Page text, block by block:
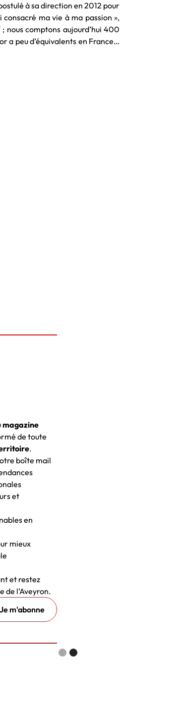
à sa direction en 2012 pour
ma vie à ma passion »,
comptons aujourd’hui 400
a peu d’équivalents en France…
magazine
de toute
.
boîte mail
et
en
mieux
et restez
de l’Aveyron.
Slide 2 of 2.